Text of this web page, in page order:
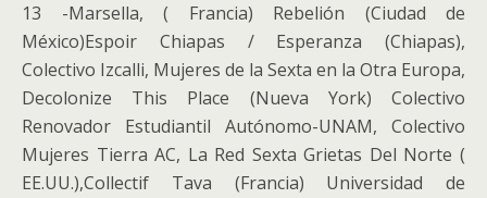
13 -Marsella, ( Francia) Rebelión (Ciudad de
México)Espoir Chiapas / Esperanza (Chiapas),
Colectivo Izcalli, Mujeres de la Sexta en la Otra Europa,
Decolonize This Place (Nueva York) Colectivo
Renovador Estudiantil Autónomo-UNAM, Colectivo
Mujeres Tierra AC, La Red Sexta Grietas Del Norte (
EE.UU.),Collectif Tava (Francia) Universidad de